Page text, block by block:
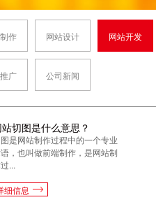
作 网站设计 网站开发
广 公司新闻
站切图是什么意思？
是网站制作过程中的一个专业
，也叫做前端制作，是网站制
...
细信息